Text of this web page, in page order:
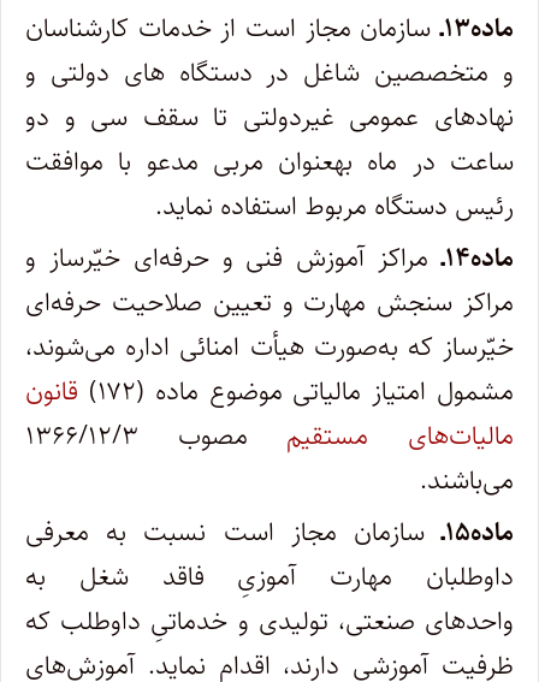
ماده۱۳ـ
سازمان مجاز است از خدمات کارشناسان
و متخصصین شاغل در دستگاه های دولتی و
نهادهای عمومی غیر­دولتی تا سقف سی و دو
ساعت در ماه به­عنوان مربی مدعو با موافقت
رئیس دستگاه مربوط استفاده نماید.
ماده۱۴ـ
مراکز آموزش فنی و حرفه‌ای خیّر­ساز و
مراکز سنجش مهارت و تعیین صلاحیت حرفه‌ای
خیّرساز که به‌صورت ‌هیأت امنائی اداره می‌شوند،
مشمول امتیاز مالیاتی موضوع ماده (۱۷۲)
قانون
مالیات‌‌های مستقیم
مصوب ۱۳۶۶/۱۲/۳
می‌باشند.
ماده۱۵ـ
سازمان مجاز است نسبت به معرفی
داوطلبان مهارت­ آموزیِ فاقد شغل به
واحد‌‌های صنعتی، تولیدی و خدماتیِ داوطلب که
ظرفیت آموزشی دارند، اقدام نماید. آموزش‌‌های